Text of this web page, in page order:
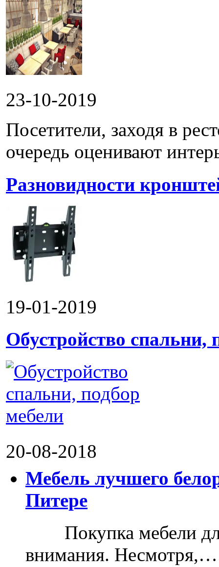
23-10-2019
Посетители, заходя в
очередь оценивают
Разновидности
19-01-2019
Обустройство спальни,
20-08-2018
Мебель лучшего
Питере
Покупка мебели для
внимания. Несмотря,…